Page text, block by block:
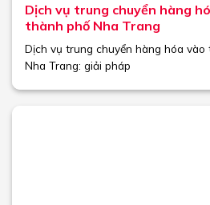
Dịch vụ trung chuyển hàng
thành phố Nha Trang
Dịch vụ trung chuyển hàng hóa
Nha Trang: giải pháp